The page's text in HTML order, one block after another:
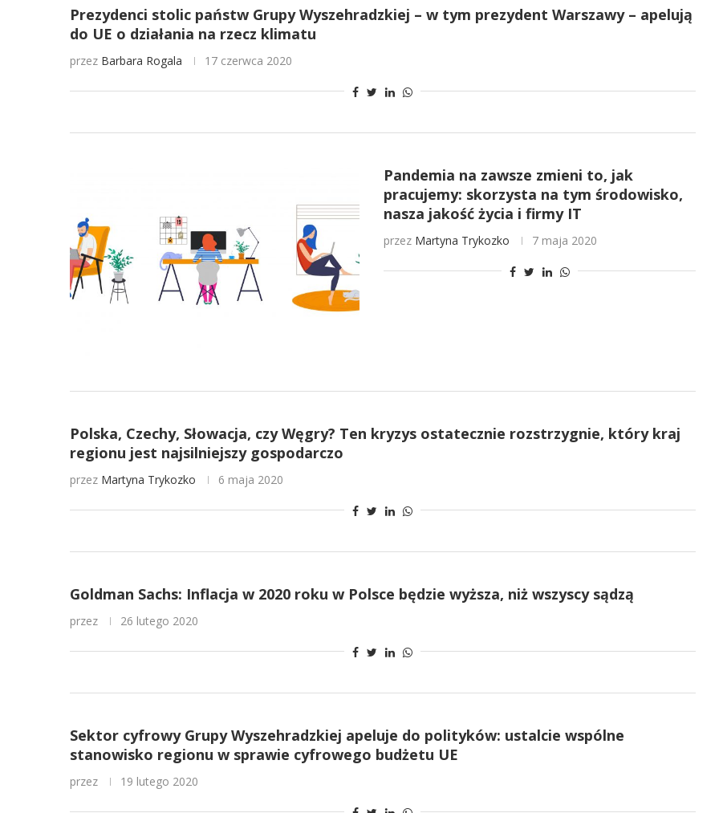
Prezydenci stolic państw Grupy Wyszehradzkiej – w tym prezydent Warszawy – apelują
do UE o działania na rzecz klimatu
przez Barbara Rogala 17 czerwca 2020
Pandemia na zawsze zmieni to, jak
pracujemy: skorzysta na tym środowisko,
nasza jakość życia i firmy IT
przez Martyna Trykozko 7 maja 2020
Polska, Czechy, Słowacja, czy Węgry? Ten kryzys ostatecznie rozstrzygnie, który kraj
regionu jest najsilniejszy gospodarczo
przez Martyna Trykozko 6 maja 2020
Goldman Sachs: Inflacja w 2020 roku w Polsce będzie wyższa, niż wszyscy sądzą
przez 26 lutego 2020
Sektor cyfrowy Grupy Wyszehradzkiej apeluje do polityków: ustalcie wspólne
stanowisko regionu w sprawie cyfrowego budżetu UE
przez 19 lutego 2020